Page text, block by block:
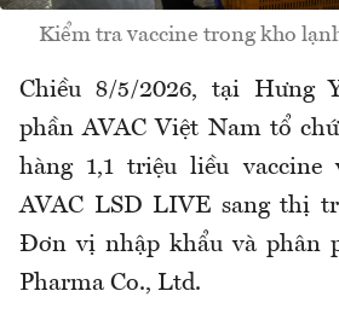
Kiểm tra vaccine trong kho
Chiều 8/5/2026, tại Hưng
phần AVAC Việt Nam tổ
hàng 1,1 triệu liều vaccine
AVAC LSD LIVE sang thị
Đơn vị nhập khẩu và phân
Pharma Co., Ltd.